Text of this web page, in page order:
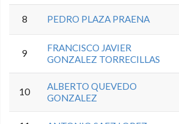
8 PEDRO PLAZA PRAENA
9
FRANCISCO JAVIER
GONZALEZ TORRECILLAS
10
ALBERTO QUEVEDO
GONZALEZ